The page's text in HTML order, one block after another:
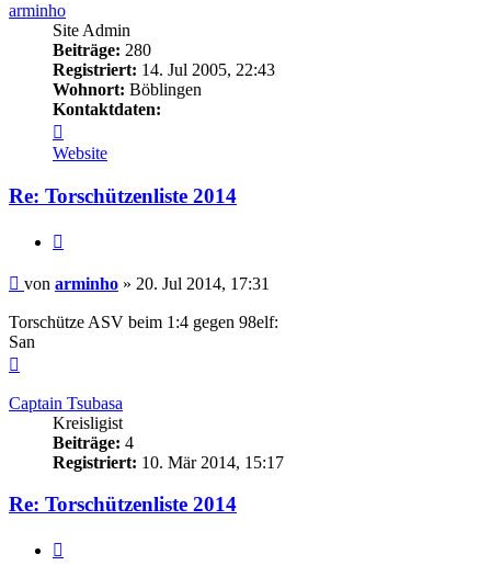
arminho
Site Admin
Beiträge: 280
Registriert: 14. Jul 2005, 22:43
Wohnort: Böblingen
Kontaktdaten:
von
arminho
Website
Re: Torschützenliste 2014
Beitrag
von arminho » 20. Jul 2014, 17:31
Torschütze ASV beim 1:4 gegen 98elf:
San
Captain Tsubasa
Kreisligist
Beiträge: 4
Registriert: 10. Mär 2014, 15:17
Re: Torschützenliste 2014